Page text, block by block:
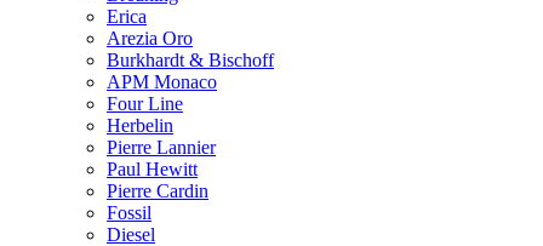
Erica
Arezia Oro
Burkhardt & Bischoff
APM Monaco
Four Line
Herbelin
Pierre Lannier
Paul Hewitt
Pierre Cardin
Fossil
Diesel